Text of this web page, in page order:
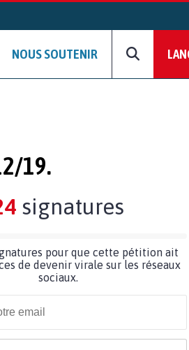
NOUS SOUTENIR
19.
signatures
pour que cette pétition ait
de devenir virale sur les réseaux
sociaux.